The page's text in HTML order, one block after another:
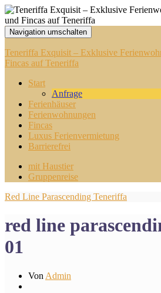
Navigation umschalten
Teneriffa Exquisit – Exklusive
Fincas auf Teneriffa
Start
Anfrage
Ferienhäuser
Ferienwohnungen
Fincas
Luxus Ferienvermietung
Barrierefrei
mit Haustier
Gruppenreise
Red Line Parascending Teneriffa
red line
01
Von Admin